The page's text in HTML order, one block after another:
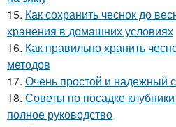
15. Как сохранить чеснок до
хранения в домашних условиях
16. Как правильно хранить
методов
17. Очень простой и надежный
18. Советы по посадке
полное руководство